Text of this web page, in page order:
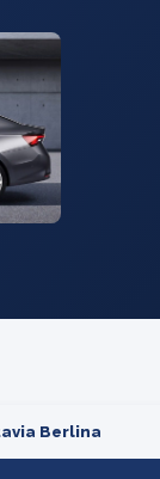
Berlina